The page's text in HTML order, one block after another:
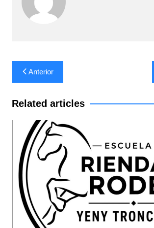
Navegación
de
entradas
Anterior
Related articles